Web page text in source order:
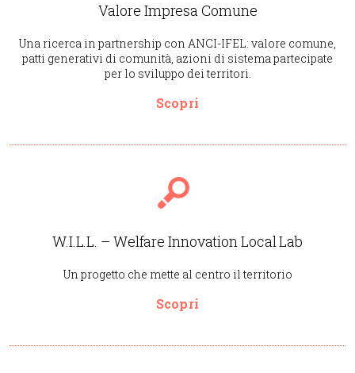
Valore Impresa Comune
Una ricerca in partnership con ANCI-IFEL: valore comune,
patti generativi di comunità, azioni di sistema partecipate
per lo sviluppo dei territori.
Scopri
W.I.L.L. – Welfare Innovation Local Lab
Un progetto che mette al centro il territorio
Scopri